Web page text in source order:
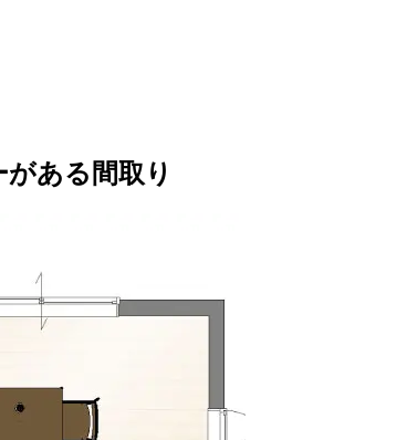
ある間取り